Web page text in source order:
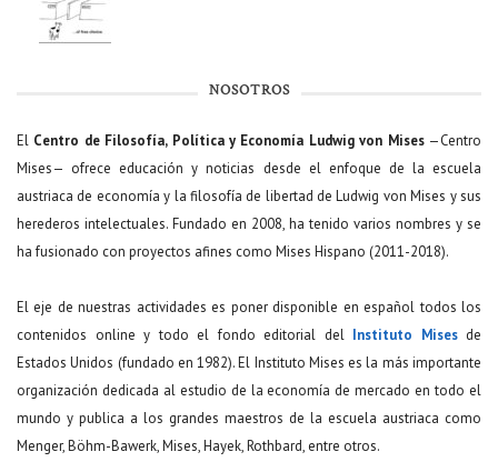
NOSOTROS
El Centro de Filosofía, Política y Economía Ludwig von Mises—Centro
Mises— ofrece educación y noticias desde el enfoque de la escuela
austriaca de economía y la filosofía de libertad de Ludwig von Mises y sus
herederos intelectuales. Fundado en 2008, ha tenido varios nombres y se
ha fusionado con proyectos afines como Mises Hispano (2011-2018).
El eje de nuestras actividades es poner disponible en español todos los
contenidos online y todo el fondo editorial del Instituto Misesde
Estados Unidos (fundado en 1982). El Instituto Mises es la más importante
organización dedicada al estudio de la economía de mercado en todo el
mundo y publica a los grandes maestros de la escuela austriaca como
Menger, Böhm-Bawerk, Mises, Hayek, Rothbard, entre otros.